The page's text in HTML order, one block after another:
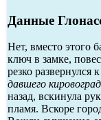
Данные
Нет, вместо этого
ключ в замке,
резко развернулся
давшего кировоград
назад, вскинула
пламя. Вскоре